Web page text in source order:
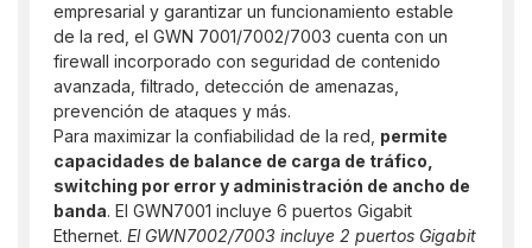
empresarial y garantizar un funcionamiento estable
de la red, el GWN 7001/7002/7003 cuenta con un
firewall incorporado con seguridad de contenido
avanzada, filtrado, detección de amenazas,
prevención de ataques y más.
Para maximizar la confiabilidad de la red, permite
capacidades de balance de carga de tráfico,
switching por error y administración de ancho de
banda. El GWN7001 incluye 6 puertos Gigabit
Ethernet. El GWN7002/7003 incluye 2 puertos Gigabit